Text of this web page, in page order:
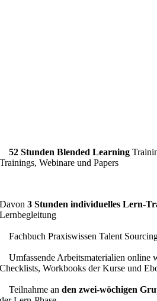
52 StundenBlended Learning
Trainings, Webinare und Papers
Davon3 Stundenindividuelles Lern-
Lernbegleitung
Fachbuch Praxiswissen Talent
Umfassende Arbeitsmaterialien online
Checklists, Workbooks der Kurse und
Teilnahme anden zwei-wöchigen